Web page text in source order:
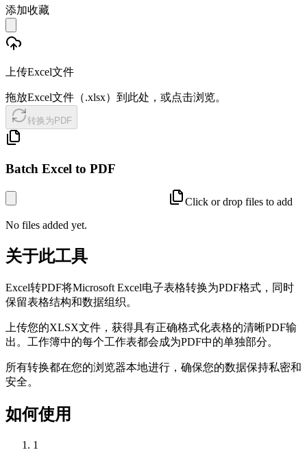
添加收藏
上传Excel文件
拖放Excel文件（.xlsx）到此处，或点击浏览。
转换为PDF
Batch Excel to PDF
Click or drop files to add
No files added yet.
关于此工具
Excel转PDF将Microsoft Excel电子表格转换为PDF格式，同时
保留表格结构和数据组织。
上传您的XLSX文件，获得具有正确格式化表格的清晰PDF输
出。工作簿中的每个工作表都会成为PDF中的单独部分。
所有转换都在您的浏览器本地进行，确保您的数据保持私密和
安全。
如何使用
1